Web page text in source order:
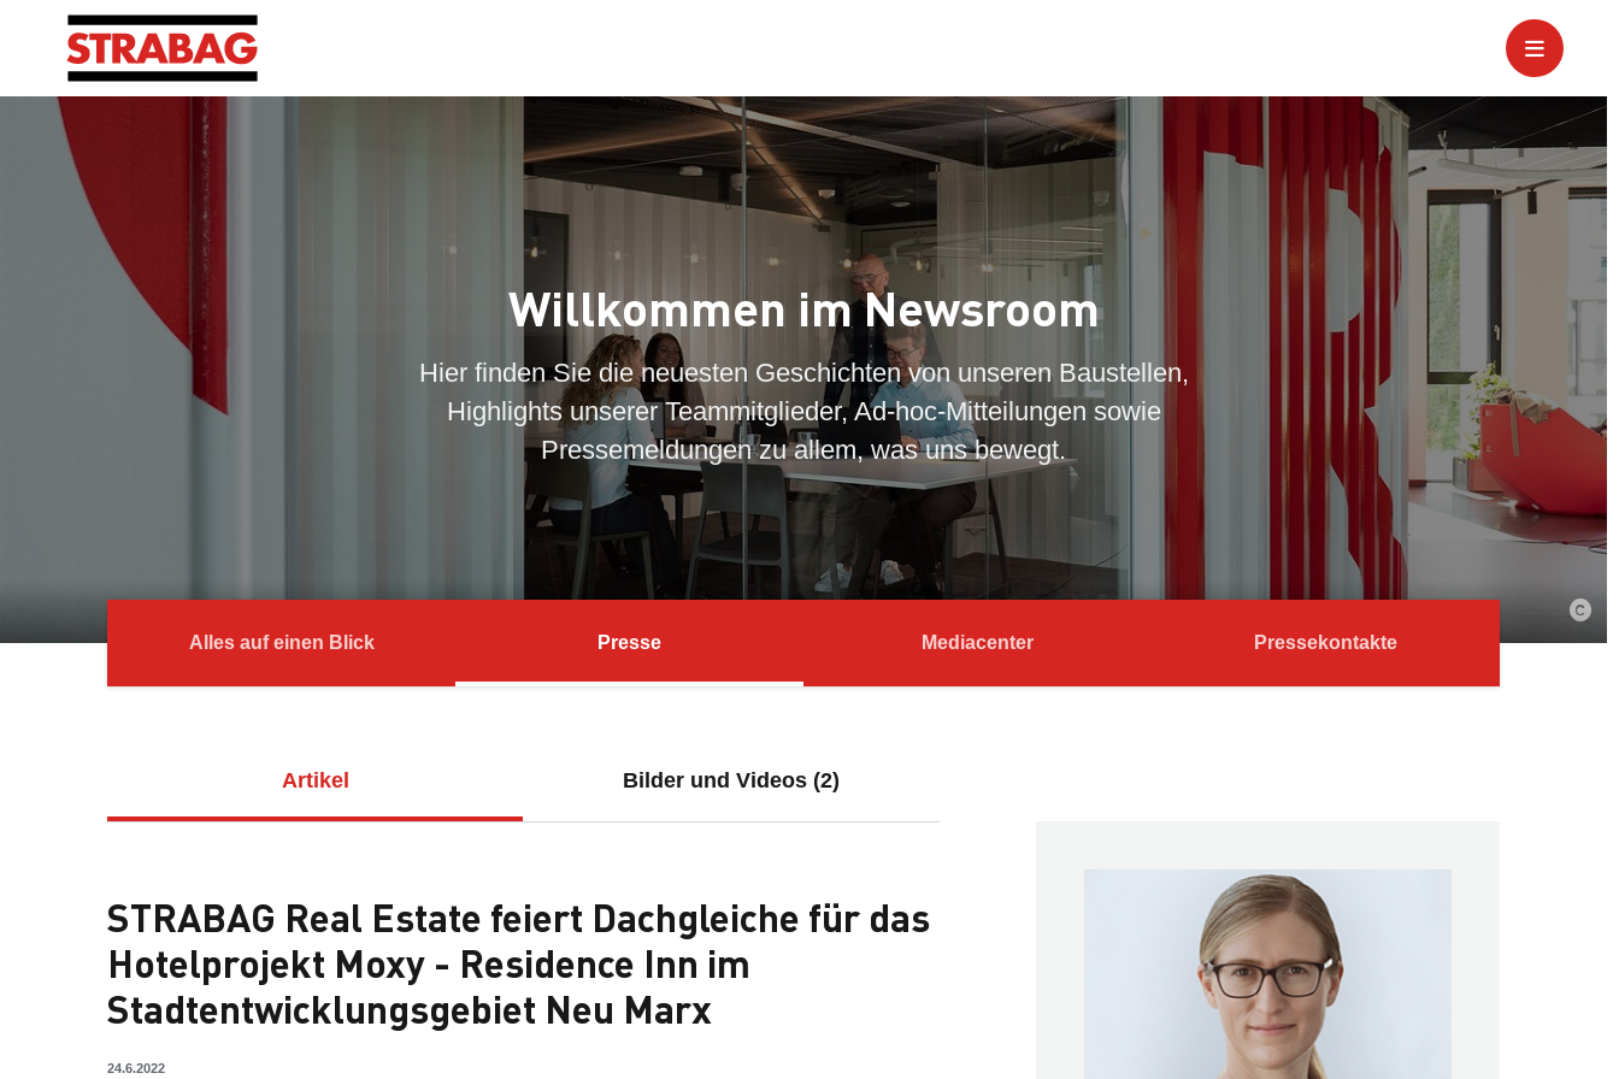
Willkommen im Newsroom
Hier finden Sie die neuesten Geschichten von unseren Baustellen,
Highlights unserer Teammitglieder, Ad-hoc-Mitteilungen sowie
Pressemeldungen zu allem, was uns bewegt.
Alles auf einen Blick Presse Mediacenter Pressekontakte
Artikel Bilder und Videos (2)
STRABAG Real Estate feiert Dachgleiche für das
Hotelprojekt Moxy - Residence Inn im
Stadtentwicklungsgebiet Neu Marx
24.6.2022